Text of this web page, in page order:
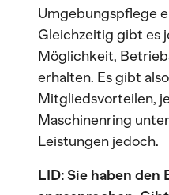
Umgebungspflege
Gleichzeitig gibt es
Möglichkeit,
erhalten. Es gibt
Mitgliedsvorteilen,
Maschinenring
Leistungen jedoch.
LID: Sie haben